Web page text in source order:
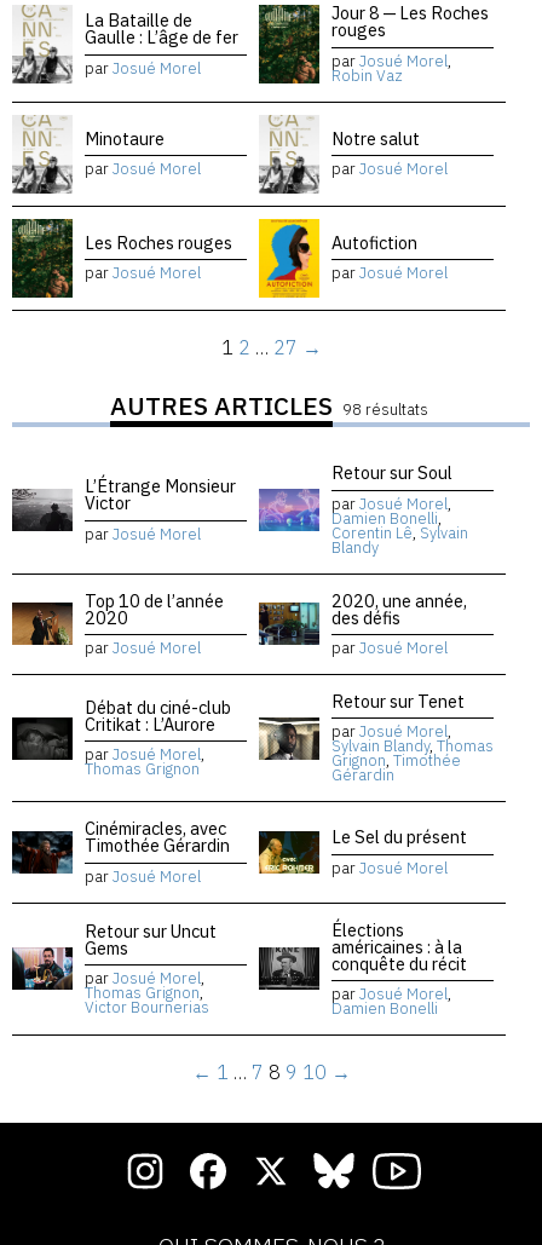
La Bataille de
Gaulle : L’âge de fer
parJosué Morel
Jour 8 — Les Roches
rouges
parJosué Morel,
Robin Vaz
Minotaure
parJosué Morel
Notre salut
parJosué Morel
Les Roches rouges
parJosué Morel
Autofiction
parJosué Morel
1 2 … 27 →
AUTRES ARTICLES 98 résultats
L’Étrange Monsieur
Victor
parJosué Morel
Retour sur Soul
parJosué Morel,
Damien Bonelli,
Corentin Lê, Sylvain
Blandy
Top 10 de l’année
2020
parJosué Morel
2020, une année,
des défis
parJosué Morel
Débat du ciné-club
Critikat : L’Aurore
parJosué Morel,
Thomas Grignon
Retour sur Tenet
parJosué Morel,
Sylvain Blandy, Thomas
Grignon, Timothée
Gérardin
Cinémiracles, avec
Timothée Gérardin
parJosué Morel
Le Sel du présent
parJosué Morel
Retour sur Uncut
Gems
parJosué Morel,
Thomas Grignon,
Victor Bournerias
Élections
américaines : à la
conquête du récit
parJosué Morel,
Damien Bonelli
← 1 … 7 8 9 10 →